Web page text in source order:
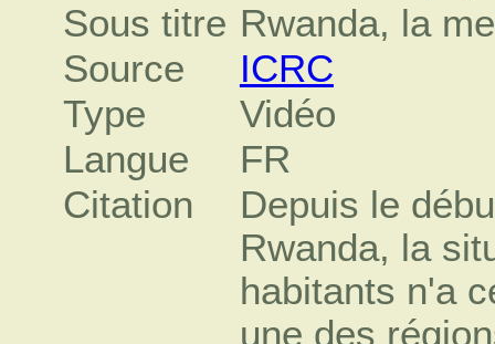
Sous titre Rwanda, la
Source
ICRC
Type
Vidéo
Langue
FR
Citation
Depuis le
Rwanda, la
habitants n'a
une des